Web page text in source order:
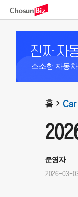
소소한 자동
홈 Car
운영자
2026-03-